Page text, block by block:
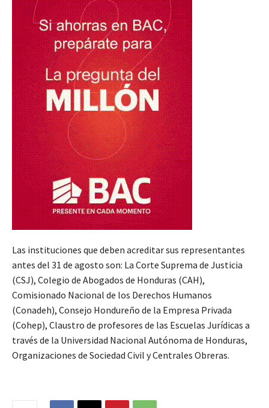
Las instituciones que deben acreditar sus representantes
antes del 31 de agosto son: La Corte Suprema de Justicia
(CSJ), Colegio de Abogados de Honduras (CAH),
Comisionado Nacional de los Derechos Humanos
(Conadeh), Consejo Hondureño de la Empresa Privada
(Cohep), Claustro de profesores de las Escuelas Jurídicas a
través de la Universidad Nacional Autónoma de Honduras,
Organizaciones de Sociedad Civil y Centrales Obreras.